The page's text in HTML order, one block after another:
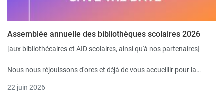
Assemblée annuelle des bibliothèques scolaires 2026
[aux bibliothécaires et AID scolaires, ainsi qu'à nos partenaires]
Nous nous réjouissons d'ores et déjà de vous accueillir pour la
Cossonay le 3 novembre prochain.
22 juin 2026